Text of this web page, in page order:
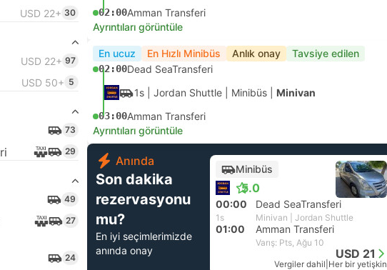
USD 22+ 30
USD 22+ 97
USD 50+ 5
73
29
49
27
24
02:00Amman Transferi
Ayrıntıları görüntüle
En ucuz En Hızlı Minibüs Anlık onay Tavsiye edilen
02:00Dead SeaTransferi
1s | Jordan Shuttle Minibüs Minivan
03:00Amman Transferi
Ayrıntıları görüntüle
Anında
Son dakika
rezervasyonu
mu?
En iyi seçimlerimizde
anında onay
Minibüs
5.0
00:00 Dead SeaTransferi
1s Minivan | Jordan Shuttle
01:00 Amman Transferi
Varış: Pts, Ağu 10
USD 21
Vergiler dahil Her bir yetişkin